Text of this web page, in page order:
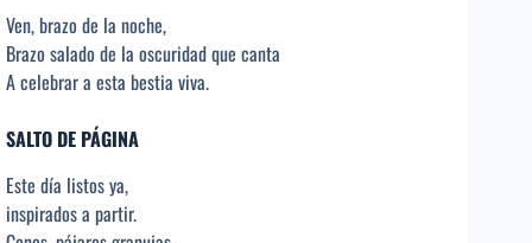
Ven, brazo de la noche,
Brazo salado de la oscuridad que canta
A celebrar a esta bestia viva.
SALTO DE PÁGINA
Este día listos ya,
inspirados a partir.